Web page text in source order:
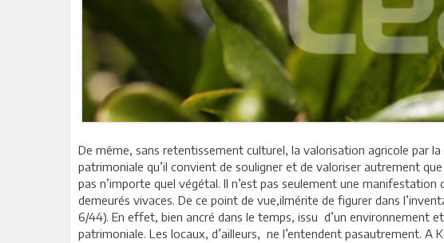
De même, sans retentissement culturel, la valorisation agricole par
patrimoniale qu’il convient de souligner et de valoriser autrement
pas n’importe quel végétal. Il n’est pas seulement une
demeurés vivaces. De ce point de vue,ilmérite de figurer dans
6/44). En effet, bien ancré dans le temps, issu d’un environnement
patrimoniale. Les locaux, d’ailleurs, ne l’entendent pasautrement. A